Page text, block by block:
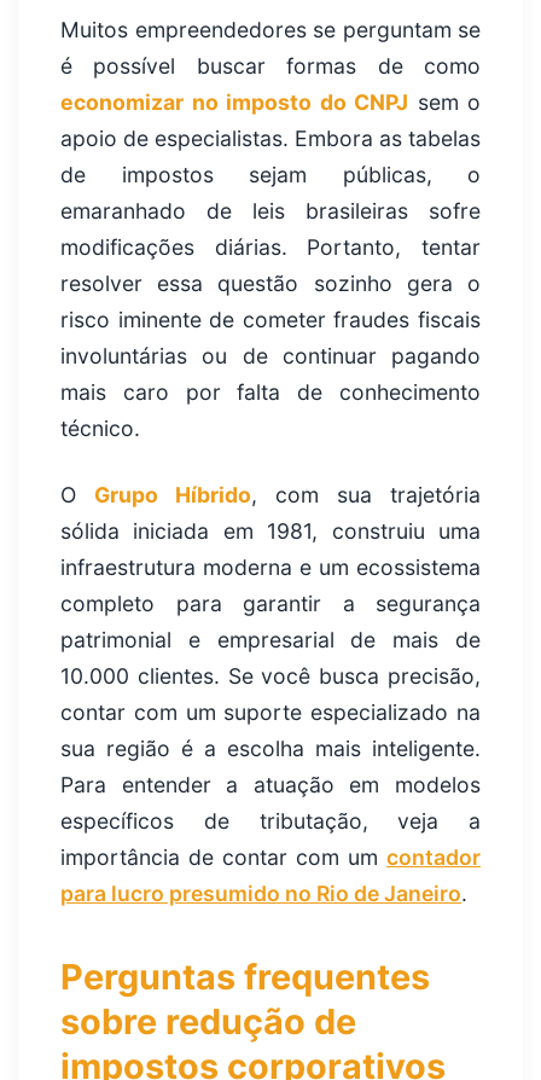
Muitos empreendedores se perguntam se
é possível buscar formas de como
economizar no imposto do CNPJ sem o
apoio de especialistas. Embora as tabelas
de impostos sejam públicas, o
emaranhado de leis brasileiras sofre
modificações diárias. Portanto, tentar
resolver essa questão sozinho gera o
risco iminente de cometer fraudes fiscais
involuntárias ou de continuar pagando
mais caro por falta de conhecimento
técnico.
O Grupo Híbrido, com sua trajetória
sólida iniciada em 1981, construiu uma
infraestrutura moderna e um ecossistema
completo para garantir a segurança
patrimonial e empresarial de mais de
10.000 clientes. Se você busca precisão,
contar com um suporte especializado na
sua região é a escolha mais inteligente.
Para entender a atuação em modelos
específicos de tributação, veja a
importância de contar com um contador
para lucro presumido no Rio de Janeiro.
Perguntas frequentes
sobre redução de
impostos corporativos